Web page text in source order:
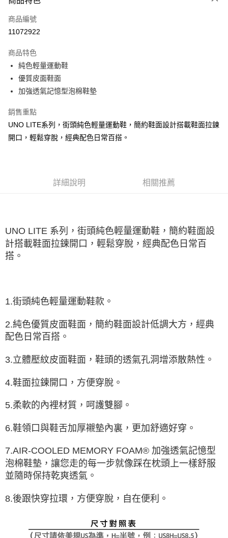
信用卡一次付款
LINE Pay
相關說明
【大哥付你分期使用說明】
1.本服務由台灣大哥大提供，台灣大哥大用戶可立即使用無須另外申請。
2.付款方式選擇「大哥付你分期」，訂單成立後會自動跳轉到大哥付的交易
流程，驗證手機門號後，選擇欲分期的期數、繳款截止日，確認付款後即完
3.實際核准額度、可分期數及費用金額請依後續交易確認頁面所載為準。
4.訂單成立30分鐘內，如未前往確認交易或遇審核未通過，訂單將自動取
消。如遇「轉專審核」未通過狀況，表示未達大哥付你分期系統評分，恕無
法說明評估內容。
2.透過簡訊連結打開帳單後，可選擇「超商條碼／台灣大直營門市／銀行轉
帳／街口支付／iPASS MONEY」等通路繳費。
用戶於交易時，得透過本服務購買商品或服務，並由商店將買賣／分期付款
買賣價金債權讓與本公司後，依約使用本公司帳單繳交帳款。
2.基於同意付款使用「大哥付你分期」之契約關係目的，商店將以您的個人
資料（包含姓名、電話或地址）提供予台灣大哥大進項蒐集、處理及利用，
由本公司與您本人進行分期帳單所需資料之確認、核對及更正。
ATM付款
宅配
商品編號
11072922
商品特色
純色輕量運動鞋
優質皮面鞋面
加強透氣記憶型泡棉鞋墊
銷售重點
UNO LITE系列，街頭純色輕量運動鞋，簡約鞋面設計搭載鞋面拉鍊
開口，輕鬆穿脫，經典配色日常百搭。
詳細說明 相關推薦
UNO LITE 系列，街頭純色輕量運動鞋，簡約鞋面設
計搭載鞋面拉鍊開口，輕鬆穿脫，經典配色日常百
搭。
1.街頭純色輕量運動鞋款。
2.純色優質皮面鞋面，簡約鞋面設計低調大方，經典
配色日常百搭。
3.立體壓紋皮面鞋面，鞋頭的透氣孔洞增添散熱性。
4.鞋面拉鍊開口，方便穿脫。
5.柔軟的內裡材質，呵護雙腳。
6.鞋領口與鞋舌加厚襯墊內裏，更加舒適好穿。
7.AIR-COOLED MEMORY FOAM® 加強透氣記憶型
泡棉鞋墊，讓您走的每一步就像踩在枕頭上一樣舒服
並隨時保持乾爽透氣。
8.後跟快穿拉環，方便穿脫，自在便利。